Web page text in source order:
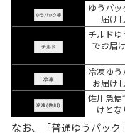
ゆうパ
届け
チルドゆ
でお届
冷凍ゆう
お届け
佐川急便
けとな
なお、「普通ゆうパッ